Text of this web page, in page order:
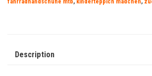
Description